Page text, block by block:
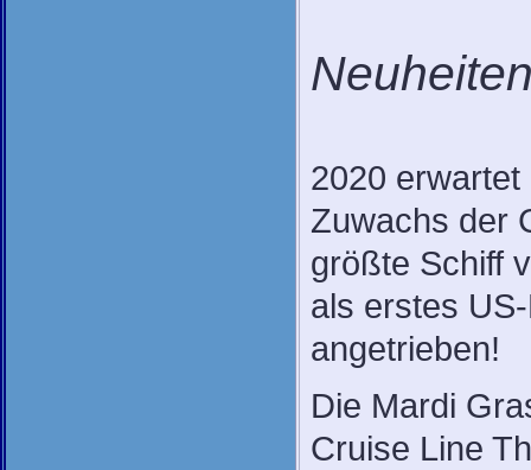
2020
Zuwachs der
größte Schiff
als erstes
angetrieben!
Die Mardi
Cruise Line